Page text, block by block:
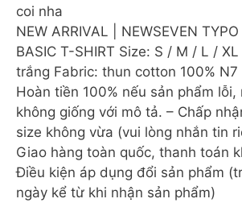
coi nha
NEW ARRIVAL | NEWSEVEN
BASIC T-SHIRT Size: S / M / L /
trắng Fabric: thun cotton 100% N7
Hoàn tiền 100% nếu sản phẩm lỗi,
không giống với mô tả. – Chấp
size không vừa (vui lòng nhắn tin
Giao hàng toàn quốc, thanh toán
Điều kiện áp dụng đổi sản phẩm
ngày kể từ khi nhận sản phẩm)